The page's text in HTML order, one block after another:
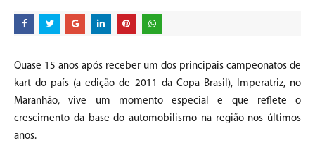
Quase 15 anos após receber um dos principais campeonatos de
kart do país (a edição de 2011 da Copa Brasil), Imperatriz, no
Maranhão, vive um momento especial e que reflete o
crescimento da base do automobilismo na região nos últimos
anos.